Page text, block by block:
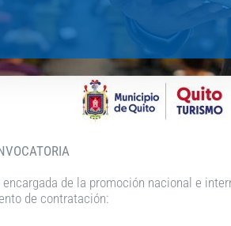
de la promoción nacional e
de contratación: